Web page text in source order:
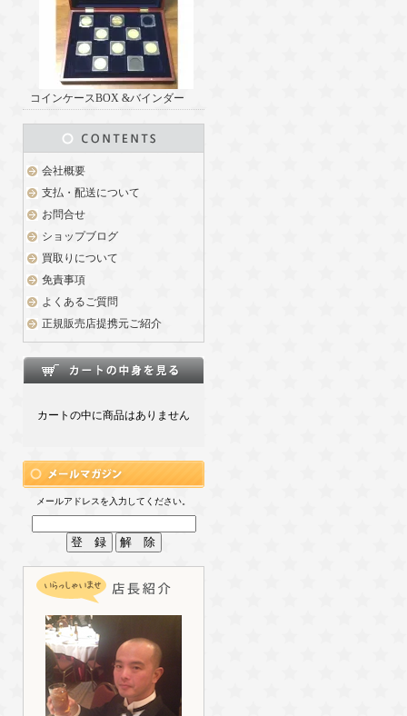
コインケースBOX &バインダー
会社概要
支払・配送について
お問合せ
ショップブログ
買取りについて
免責事項
よくあるご質問
正規販売店提携元ご紹介
カートの中に商品はありません
メールアドレスを入力してください。